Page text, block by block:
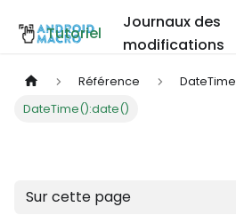
Tutoriel
Journaux des
modifications
Référence
DateTime
DateTime():date()
Sur cette page